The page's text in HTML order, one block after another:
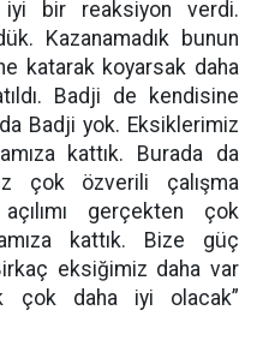
iyi bir reaksiyon verdi.
Kazanamadık bunun
katarak koyarsak daha
Badji de kendisine
da Badji yok. Eksiklerimiz
kattık. Burada da
çok özverili çalışma
gerçekten çok
kattık. Bize güç
eksiğimiz daha var
çok daha iyi olacak”